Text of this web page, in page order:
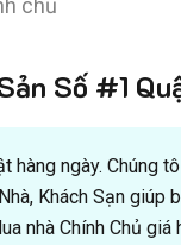
Số #1
ngày. Chúng
Khách Sạn giúp
nhà Chính Chủ giá